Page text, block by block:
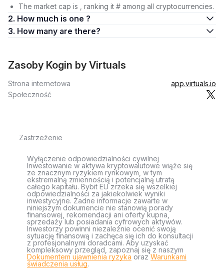
The market cap is , ranking it # among all cryptocurrencies.
2. How much is one ?
3. How many are there?
Zasoby Kogin by Virtuals
Strona internetowa
app.virtuals.io
Społeczność
Zastrzeżenie
Wyłączenie odpowiedzialności cywilnej
Inwestowanie w aktywa kryptowalutowe wiąże się
ze znacznym ryzykiem rynkowym, w tym
ekstremalną zmiennością i potencjalną utratą
całego kapitału. Bybit EU zrzeka się wszelkiej
odpowiedzialności za jakiekolwiek wyniki
inwestycyjne. Żadne informacje zawarte w
niniejszym dokumencie nie stanowią porady
finansowej, rekomendacji ani oferty kupna,
sprzedaży lub posiadania cyfrowych aktywów.
Inwestorzy powinni niezależnie ocenić swoją
sytuację finansową i zachęca się ich do konsultacji
z profesjonalnymi doradcami. Aby uzyskać
kompleksowy przegląd, zapoznaj się z naszym
Dokumentem ujawnienia ryzyka orazWarunkami
świadczenia usług.